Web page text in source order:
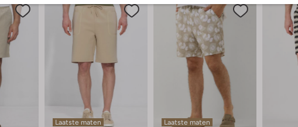
Laatste maten
Laatste maten